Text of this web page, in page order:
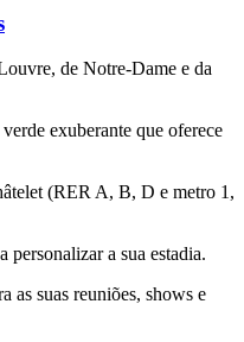
de Notre-Dame e da
exuberante que oferece
(RER A, B, D e metro 1,
personalizar a sua estadia.
as suas reuniões, shows e